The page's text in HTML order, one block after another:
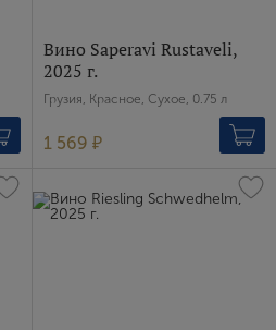
Вино Saperavi Rustaveli,
2025 г.
Грузия, Красное, Сухое, 0.75 л
1 569 ₽